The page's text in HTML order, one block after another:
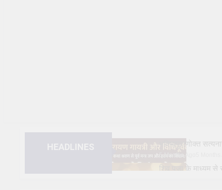
भविष्यपुराणोक्त
5 Months Ago
शिव पूजा के